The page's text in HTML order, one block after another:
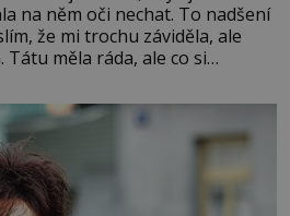
na něm oči nechat. To nadšení
že mi trochu záviděla, ale
měla ráda, ale co si
byla jiná doba, když